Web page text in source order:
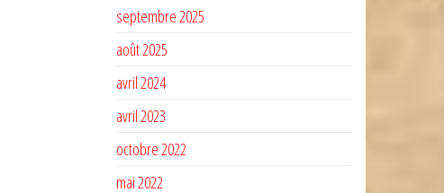
septembre 2025
août 2025
avril 2024
avril 2023
octobre 2022
mai 2022